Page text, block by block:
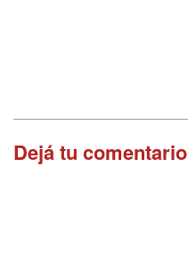
Dejá tu comentario